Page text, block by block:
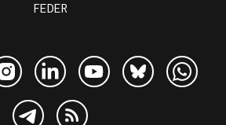
FEDER